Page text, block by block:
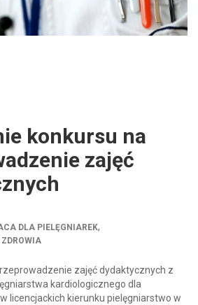
konkursu na
zajęć
DLA PIELĘGNIAREK,
zajęć dydaktycznych z
kardiologicznego dla
licencjackich kierunku pielęgniarstwo w